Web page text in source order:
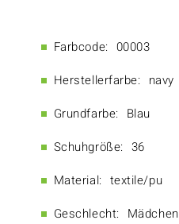
Farbcode: 00003
Herstellerfarbe: navy
Grundfarbe: Blau
Schuhgröße: 36
Material: textile/pu
Geschlecht: Mädchen